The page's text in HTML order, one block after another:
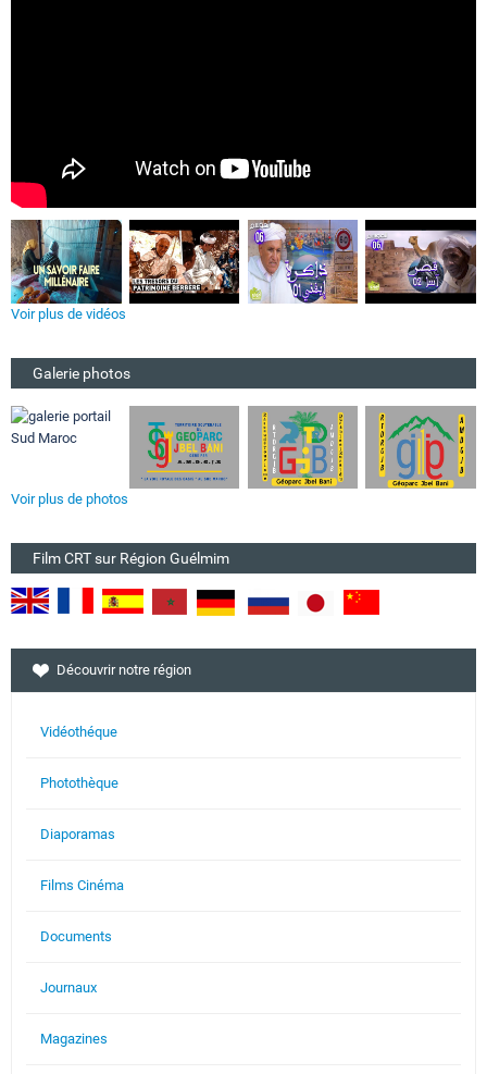
Voir plus de vidéos
Galerie photos
Voir plus de photos
Film CRT sur Région Guélmim
Découvrir notre région
Vidéothéque
Photothèque
Diaporamas
Films Cinéma
Documents
Journaux
Magazines